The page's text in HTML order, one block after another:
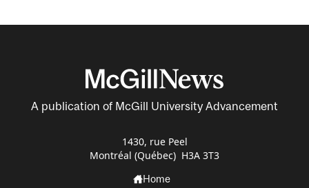
A publication of McGill University Advancement
1430, rue Peel
Montréal (Québec) H3A 3T3
Home